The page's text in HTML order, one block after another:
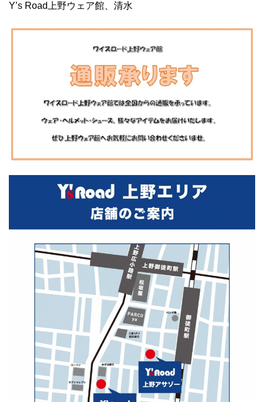
Y’s Road上野ウェア館、清水